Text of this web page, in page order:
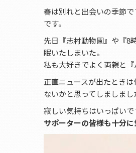
春は別れと出会いの季節
です。
先日『志村動物園』や『8
眠いたしまいた。
私も大好きでよく両親と『
正直ニュースが出たとき
ないかと思ってしましまし
寂しい気持ちはいっぱい
サポーターの皆様も十分